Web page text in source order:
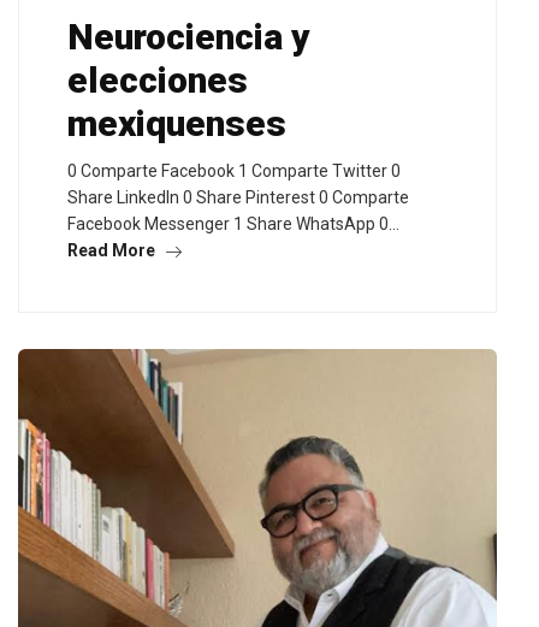
Neurociencia y
elecciones
mexiquenses
0 Comparte Facebook 1 Comparte Twitter 0
Share LinkedIn 0 Share Pinterest 0 Comparte
Facebook Messenger 1 Share WhatsApp 0…
Read More